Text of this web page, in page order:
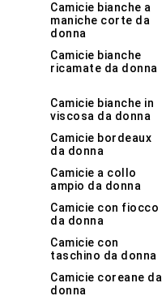
Camicie bianche a
maniche corte da
donna
Camicie bianche
ricamate da donna
Camicie bianche in
viscosa da donna
Camicie bordeaux
da donna
Camicie a collo
ampio da donna
Camicie con fiocco
da donna
Camicie con
taschino da donna
Camicie coreane da
donna